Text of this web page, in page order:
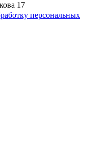
17
персональных